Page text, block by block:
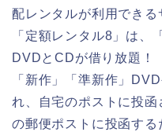
配レンタルが利用できる
「定額レンタル8」は、
DVDとCDが借り放題！
「新作」「準新作」
れ、自宅のポストに投函
の郵便ポストに投函する